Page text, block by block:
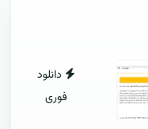
دانلود
فوری